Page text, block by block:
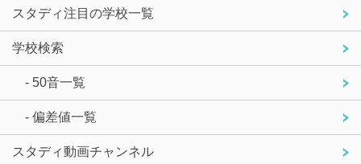
スタディ注目の学校一覧
学校検索
- 50音一覧
- 偏差値一覧
スタディ動画チャンネル